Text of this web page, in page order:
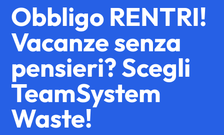
Obbligo RENTRI!
Vacanze senza
pensieri? Scegli
TeamSystem
Waste!